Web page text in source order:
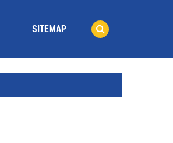
SITEMAP